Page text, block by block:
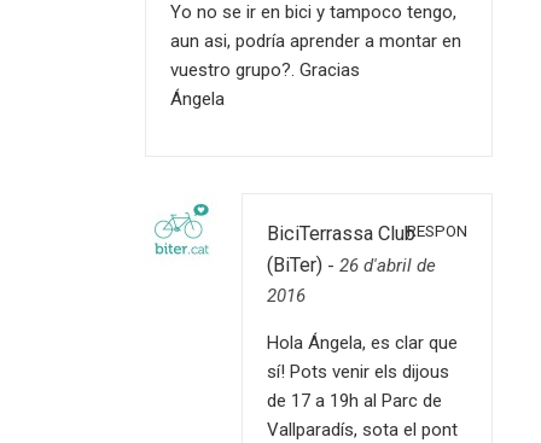
Yo no se ir en bici y tampoco tengo,
aun asi, podría aprender a montar en
vuestro grupo?. Gracias
Ángela
BiciTerrassa Club
(BiTer) - 26 d'abril de
2016
RESPON
Hola Ángela, es clar que
sí! Pots venir els dijous
de 17 a 19h al Parc de
Vallparadís, sota el pont